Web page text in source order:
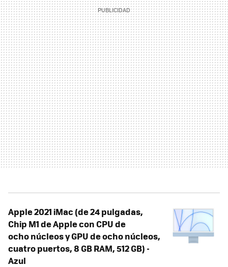
Apple 2021 iMac (de 24 pulgadas,
Chip M1 de Apple con CPU de
ocho núcleos y GPU de ocho núcleos,
cuatro puertos, 8 GB RAM, 512 GB) -
Azul